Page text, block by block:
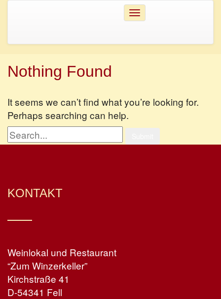
Toggle
Nothing Found
It seems we can’t find what you’re looking for.
Perhaps searching can help.
KONTAKT
Weinlokal und Restaurant
“Zum Winzerkeller”
Kirchstraße 41
D-54341 Fell